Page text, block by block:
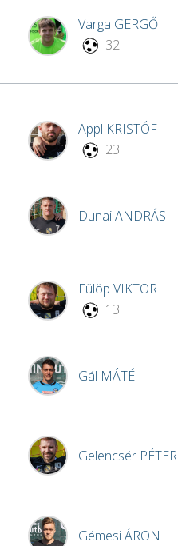
Varga GERGŐ
32'
Appl KRISTÓF
23'
DunaiANDRÁS
Fülöp VIKTOR
13'
Gál MÁTÉ
Gelencsér PÉTER
GémesiÁRON